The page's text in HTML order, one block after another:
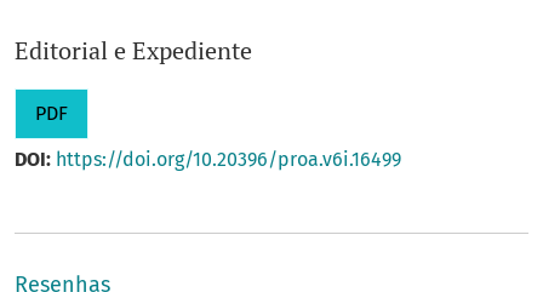
Editorial e Expediente
PDF
DOI: https://doi.org/10.20396/proa.v6i.16499
Resenhas